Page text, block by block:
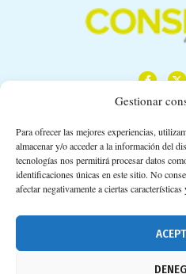
Gestionar
Para ofrecer las mejores experiencias,
almacenar y/o acceder a la información del
tecnologías nos permitirá procesar datos
identificaciones únicas en este sitio. No
afectar negativamente a ciertas
Calle Camino de los
Planta 3ª 41092 –
674 02 62 03
Aviso legal